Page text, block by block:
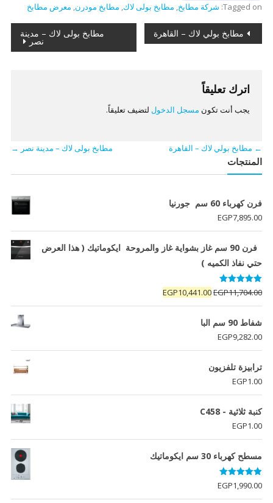
Tagged on: شركة مطابخ, مطابخ بولى لاك, مطابخ مودرن, معرض مطابخ
تصفّح
مطابخ بولي لاك – القاهرة مطابخ بولى لاك – مدينة
نصر
اترك تعليقاً
يجب أنت تكون مسجل الدخول لتضيف تعليقاً.
← مطابخ بولي لاك – القاهرة مطابخ بولى لاك – مدينة نصر →
المنتجات
فرن كهرباء 60 سم جورنيا
EGP7,895.00
فرن 90 سم غاز بشواية غاز والمروحة ايكوماتيك ( هذا العرض
حتي نفاذ الكميه )
تم التقييم
5.00 من 5 EGP11,704.00
السعر
الأصلي
هو:
EGP10,441.00
السعر
الحالي
شفاط 90 سم البا
EGP9,282.00
ترابيزة تلفزيون
EGP1.00
كنبة ثلاثية - C458
EGP1.00
مسطح كهرباء 30 سم ايكوماتيك
تم التقييم
5.00 من 5EGP1,990.00